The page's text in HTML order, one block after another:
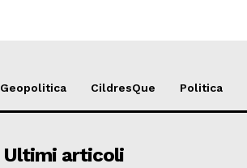
Geopolitica CildresQue Politica
Ultimi articoli